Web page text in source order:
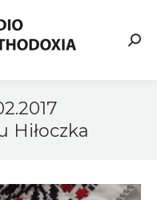
Hiłoczka